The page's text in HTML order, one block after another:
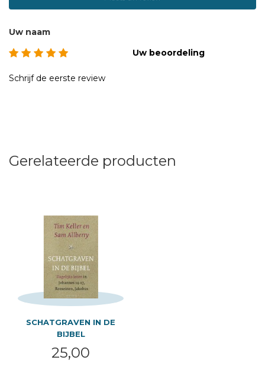
Church in New York en heeft een groot aantal boeken op
zuid-west Londen.
Uw naam
Uw beoordeling
Schrijf de eerste review
Gerelateerde producten
SCHATGRAVEN IN DE
BIJBEL
25,00